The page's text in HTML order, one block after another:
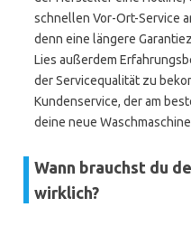
schnellen Vor-Ort-Service
denn eine längere
Lies außerdem
der Servicequalität zu
Kundenservice, der am
deine neue
Wann brauchst du
wirklich?